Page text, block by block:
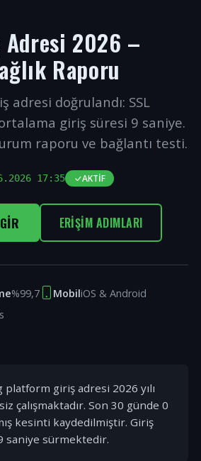
2026 –
Raporu
adresi doğrulandı: SSL
giriş süresi 9 saniye.
raporu ve bağlantı testi.
17:35 AKTIF
ERIŞIM ADIMLARI
%99,7 MobiliOS & Android
platform giriş adresi 2026 yılı
çalışmaktadır. Son 30 günde 0
kesinti kaydedilmiştir. Giriş
saniye sürmektedir.